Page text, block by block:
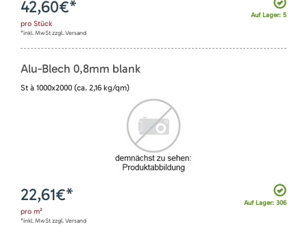
Auf Lager: 5
42,60€*
pro Stück
*inkl. MwSt zzgl. Versand
Alu-Blech 0,8mm blank
St à 1000x2000 (ca. 2,16 kg/qm)
Auf Lager: 306
22,61€*
pro m²
*inkl. MwSt zzgl. Versand